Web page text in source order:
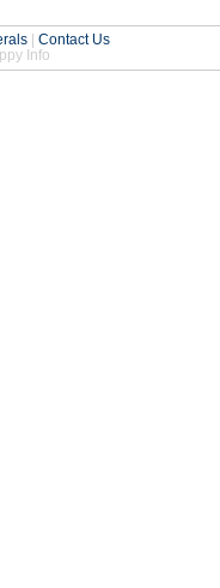
Contact Us
Info